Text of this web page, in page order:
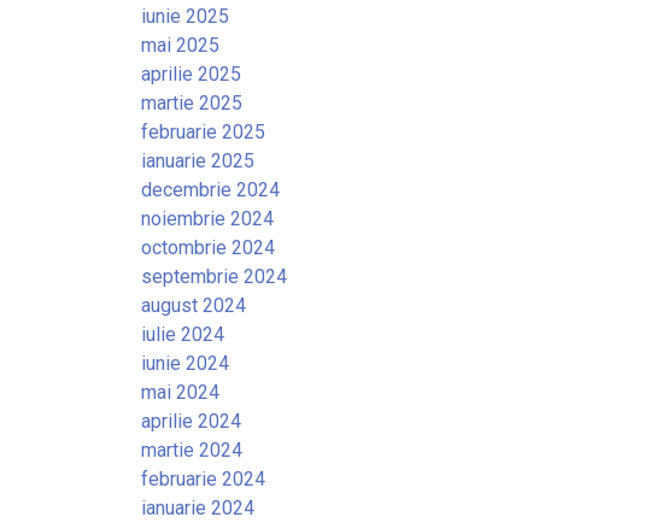
iunie 2025
mai 2025
aprilie 2025
martie 2025
februarie 2025
ianuarie 2025
decembrie 2024
noiembrie 2024
octombrie 2024
septembrie 2024
august 2024
iulie 2024
iunie 2024
mai 2024
aprilie 2024
martie 2024
februarie 2024
ianuarie 2024